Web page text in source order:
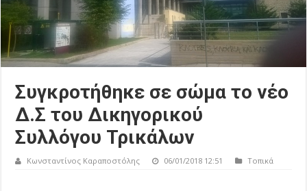
Συγκροτήθηκε σε σώμα το νέο
Δ.Σ του Δικηγορικού
Συλλόγου Τρικάλων
Κωνσταντίνος Καραποστόλης 06/01/2018 12:51 Τοπικά